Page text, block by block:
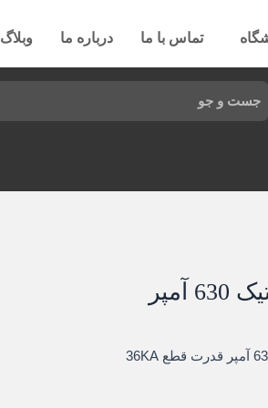
تماس با ما درباره ما وبلاگ
آمپر